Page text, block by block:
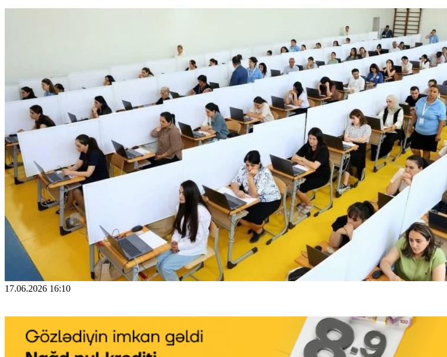
17.06.2026 16:10